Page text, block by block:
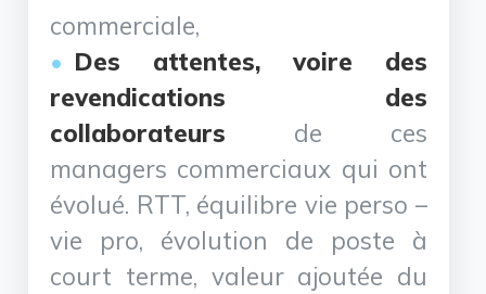
commerciale,
Des attentes, voire des
revendications des
collaborateurs de ces
managers commerciaux qui ont
évolué. RTT, équilibre vie perso –
vie pro, évolution de poste à
court terme, valeur ajoutée du